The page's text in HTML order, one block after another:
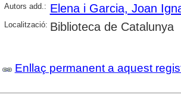
Autors add.: Elena i Garcia, Joan
Localització: Biblioteca de Catalunya
Enllaç permanent a aquest